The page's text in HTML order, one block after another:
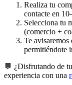
Realiza tu
contacte en
Selecciona tu
(comercio +
Te avisaremos
permitiéndote
💬 ¿Disfrutando de
experiencia con una